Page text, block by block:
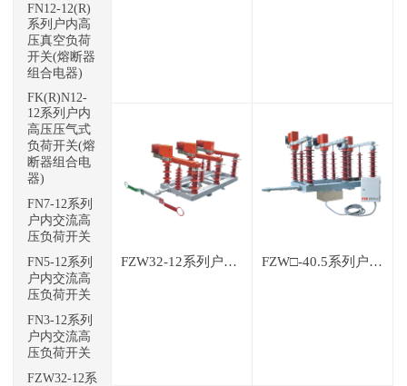
FN12-12(R)
系列户内高
压真空负荷
开关(熔断器
组合电器)
FK(R)N12-
12系列户内
高压压气式
负荷开关(熔
断器组合电
器)
FN7-12系列
户内交流高
压负荷开关
FN5-12系列
户内交流高
压负荷开关
FN3-12系列
户内交流高
压负荷开关
FZW32-12系
FZW32-12系列户外高压隔离真空负荷开关 FZW□-40.5系列户外高压隔离真空负荷开关